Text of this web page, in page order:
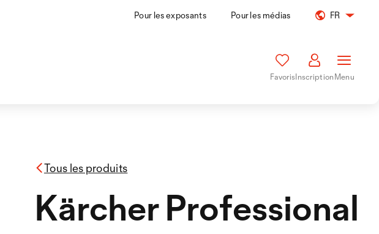
Pour les exposants Pour les médias FR
FavorisInscriptionMenu
Tous les produits
Kärcher Professional